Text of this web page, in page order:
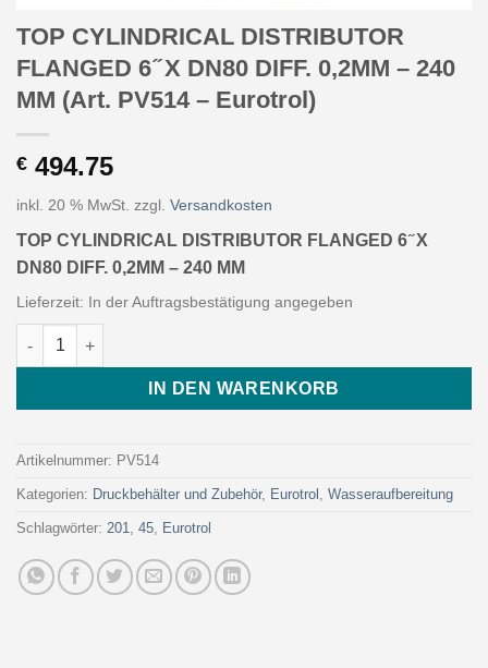
TOP CYLINDRICAL DISTRIBUTOR
FLANGED 6 ̋ X DN80 DIFF. 0,2MM – 240
MM (Art. PV514 – Eurotrol)
€ 494.75
inkl. 20 % MwSt. zzgl. Versandkosten
TOP CYLINDRICAL DISTRIBUTOR FLANGED 6 ̋ X
DN80 DIFF. 0,2MM – 240 MM
Lieferzeit: In der Auftragsbestätigung angegeben
TOP CYLINDRICAL DISTRIBUTOR FLANGED 6 ̋ X DN80 DIFF.
IN DEN WARENKORB
Artikelnummer: PV514
Kategorien: Druckbehälter und Zubehör, Eurotrol , Wasseraufbereitung
Schlagwörter: 201, 45, Eurotrol